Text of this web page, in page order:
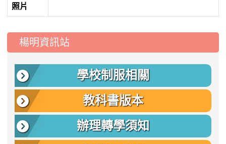
照片
::: 楊明資訊站
學校制服相關
教科書版本
辦理轉學須知